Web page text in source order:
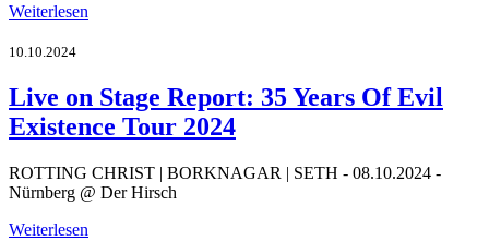
Weiterlesen
10.10.2024
Live on Stage Report: 35 Years Of Evil
Existence Tour 2024
ROTTING CHRIST | BORKNAGAR | SETH - 08.10.2024 -
Nürnberg @ Der Hirsch
Weiterlesen